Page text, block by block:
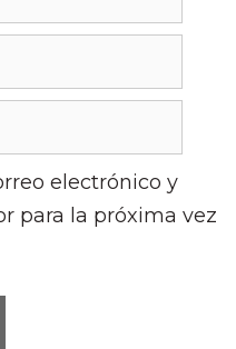
electrónico y
para la próxima vez